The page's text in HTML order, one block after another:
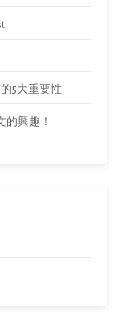
5大重要性
的興趣！